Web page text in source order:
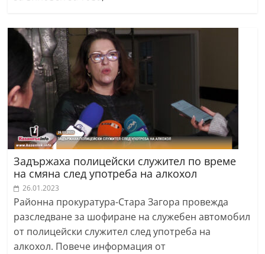
Задържаха полицейски служител по време
на смяна след употреба на алкохол
26.01.2023
Районна прокуратура-Стара Загора провежда
разследване за шофиране на служебен автомобил
от полицейски служител след употреба на
алкохол. Повече информация от